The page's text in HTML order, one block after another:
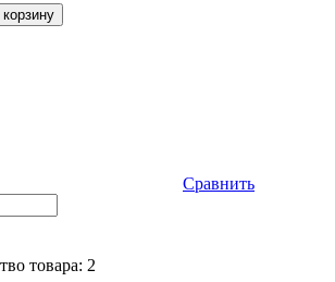
Сравнить
товара: 2